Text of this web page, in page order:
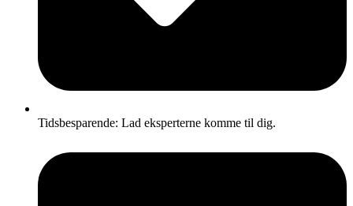
Tidsbesparende: Lad eksperterne komme til dig.